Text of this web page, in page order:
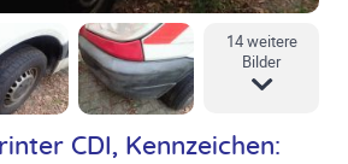
14 weitere
Bilder
CDI, Kennzeichen: